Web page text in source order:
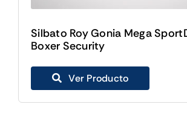
Silbato Roy Gonia Mega
Boxer Security
Ver Producto